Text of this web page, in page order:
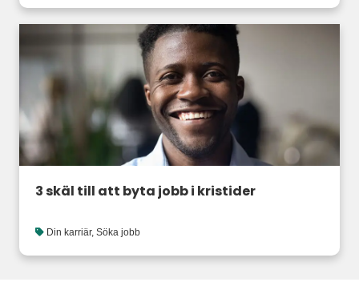
3 skäl till att byta jobb i kristider
Din karriär, Söka jobb